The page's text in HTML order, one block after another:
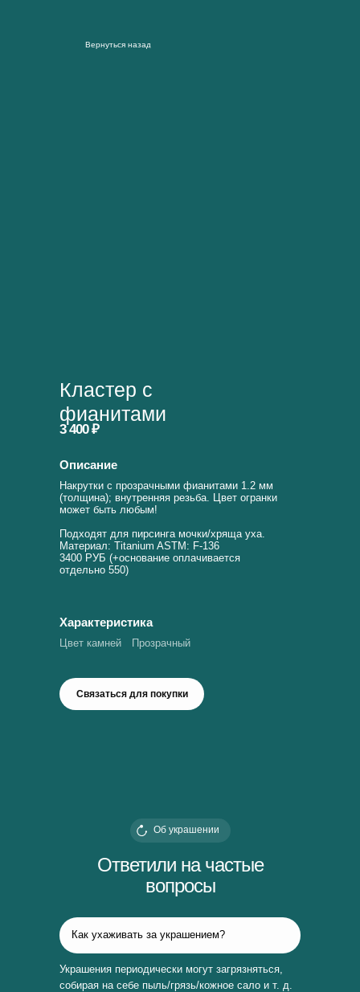
Вернуться назад
Связаться для покупки
Кластер с
фианитами
Описание
Характеристика
Накрутки с прозрачными фианитами 1.2 мм
(толщина); внутренняя резьба. Цвет огранки
может быть любым!
Подходят для пирсинга мочки/хряща уха.
Материал: Titanium ASTM: F-136
3400 РУБ (+основание оплачивается
отдельно 550)
Прозрачный
Цвет камней
3 400 ₽
Ответили на частые
вопросы
Об украшении
Как ухаживать за украшением?
Украшения периодически могут загрязняться,
собирая на себе пыль/грязь/кожное сало и т. д.